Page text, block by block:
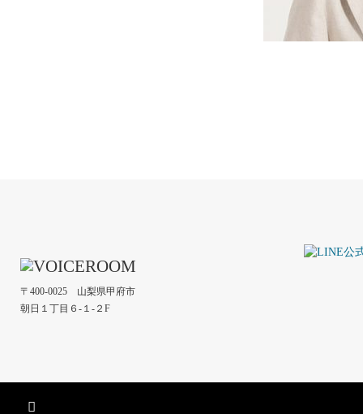
〒400-0025 山梨県甲府市
朝日１丁目６-１-２F